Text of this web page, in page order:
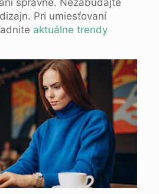
správne. Nezabúdajte
Pri umiesťovaní
aktuálne trendy